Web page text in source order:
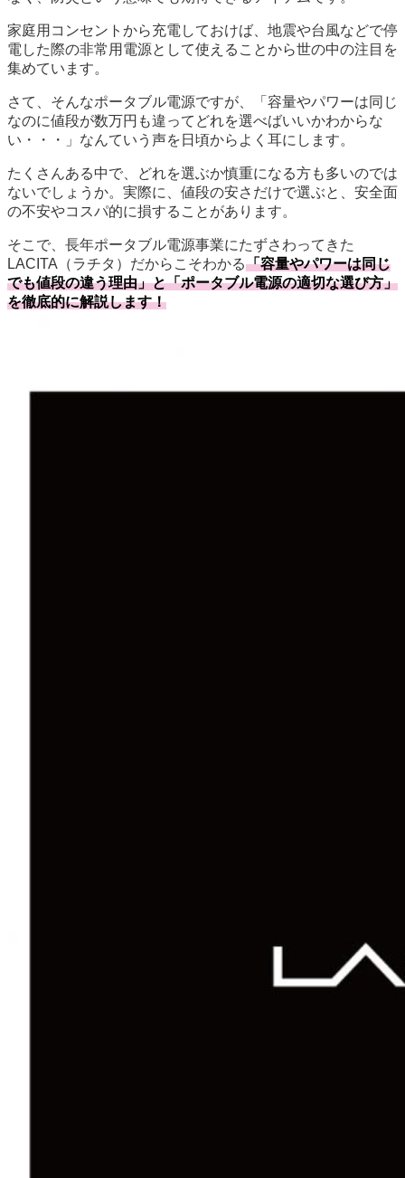
家庭用コンセントから充電しておけば、地震や台風などで停
電した際の非常用電源として使えることから世の中の注目を
集めています。
さて、そんなポータブル電源ですが、「容量やパワーは同じ
なのに値段が数万円も違ってどれを選べばいいかわからな
い・・・」なんていう声を日頃からよく耳にします。
たくさんある中で、どれを選ぶか慎重になる方も多いのでは
ないでしょうか。実際に、値段の安さだけで選ぶと、安全面
の不安やコスパ的に損することがあります。
そこで、長年ポータブル電源事業にたずさわってきた
LACITA（ラチタ）だからこそわかる「容量やパワーは同じ
でも値段の違う理由」と「ポータブル電源の適切な選び方」
を徹底的に解説します！